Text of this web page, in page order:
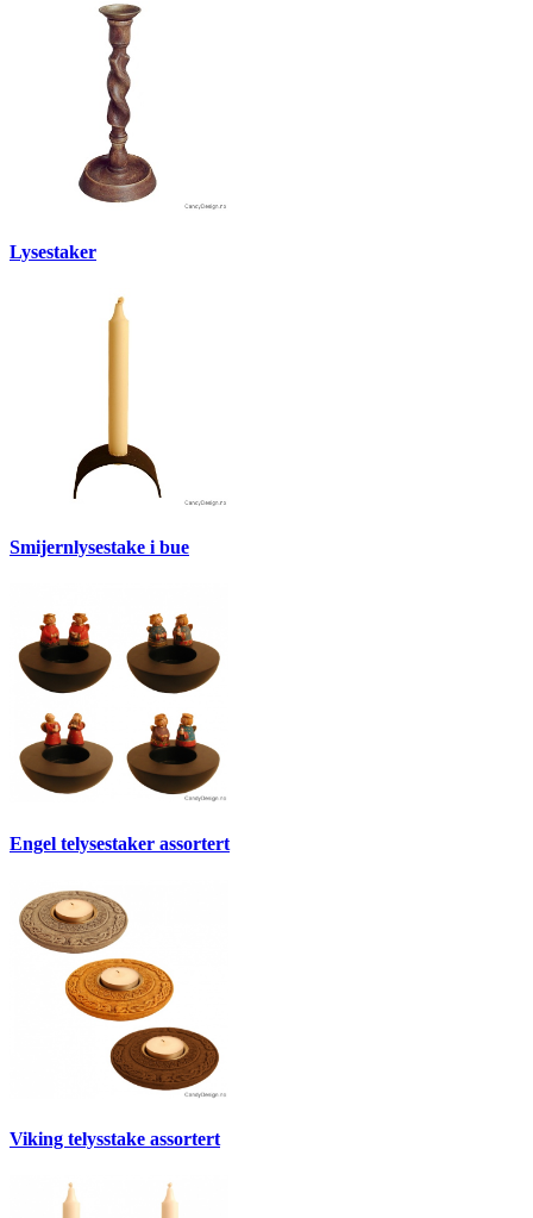
Lysestaker
Smijernlysestake i bue
Engel telysestaker assortert
Viking telysstake assortert